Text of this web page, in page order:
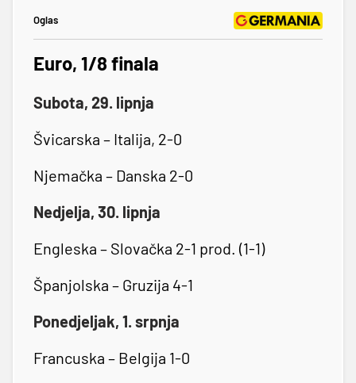
Oglas
Euro, 1/8 finala
Subota, 29. lipnja
Švicarska – Italija, 2-0
Njemačka – Danska 2-0
Nedjelja, 30. lipnja
Engleska – Slovačka 2-1 prod. (1-1)
Španjolska – Gruzija 4-1
Ponedjeljak, 1. srpnja
Francuska – Belgija 1-0